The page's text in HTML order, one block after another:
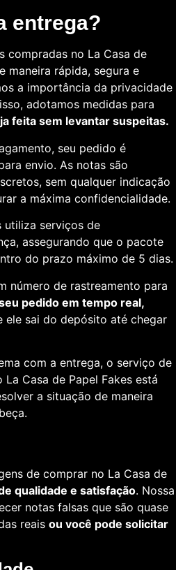
entrega?
compradas no La Casa de
maneira rápida, segura e
a importância da privacidade
adotamos medidas para
feita sem levantar suspeitas.
seu pedido é
envio. As notas são
sem qualquer indicação
a máxima confidencialidade.
utiliza serviços de
assegurando que o pacote
do prazo máximo de 5 dias.
número de rastreamento para
pedido em tempo real,
ele sai do depósito até chegar
com a entrega, o serviço de
Casa de Papel Fakes está
a situação de maneira
de comprar no La Casa de
qualidade e satisfação. Nossa
notas falsas que são quase
reais ou você pode solicitar